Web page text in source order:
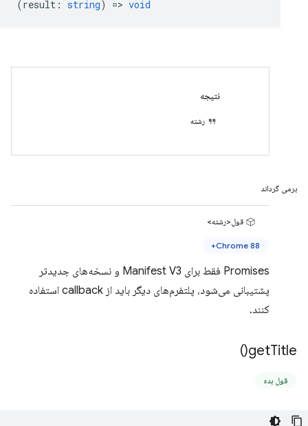
(result : string) => void
نتیجه
رشته
برمی گرداند
قول<رشته>
Chrome 88+
Promises فقط برای Manifest V3 و نسخه‌های جدیدتر
پشتیبانی می‌شود، پلتفرم‌های دیگر باید از callback استفاده
کنند.
getTitle(
)
قول بده